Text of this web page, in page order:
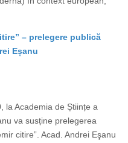
– prelegere publică
Eșanu
la Academia de Științe a
va susține prelegerea
citire”. Acad. Andrei Eşanu